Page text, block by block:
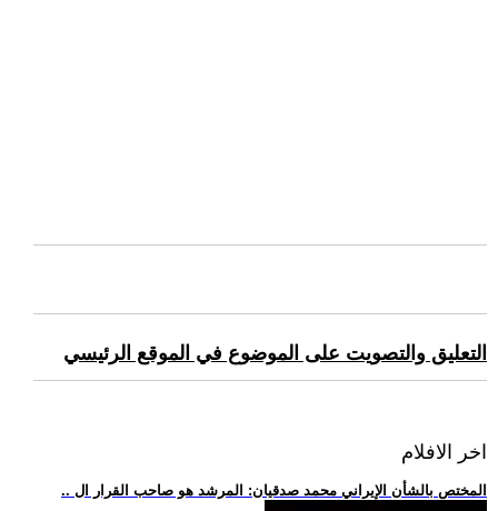
التعليق والتصويت على الموضوع في الموقع الرئيسي
اخر الافلام
.. المختص بالشأن الإيراني محمد صدقيان: المرشد هو صاحب القرار ال